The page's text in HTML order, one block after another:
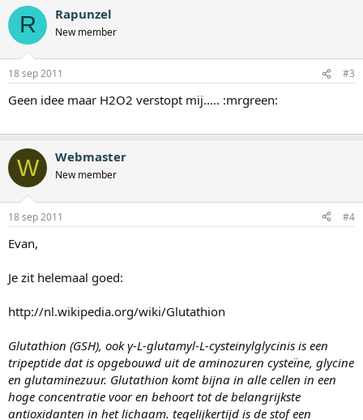
R Rapunzel
New member
18 sep 2011 #3
Geen idee maar H2O2 verstopt mij..... :mrgreen:
W Webmaster
New member
18 sep 2011 #4
Evan,
Je zit helemaal goed:
http://nl.wikipedia.org/wiki/Glutathion
Glutathion (GSH), ook γ-L-glutamyl-L-cysteinylglycinis is een
tripeptide dat is opgebouwd uit de aminozuren cysteïne, glycine
en glutaminezuur. Glutathion komt bijna in alle cellen in een
hoge concentratie voor en behoort tot de belangrijkste
antioxidanten in het lichaam. tegelijkertijd is de stof een